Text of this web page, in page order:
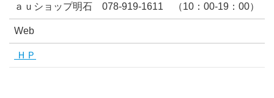
ａｕショップ明石 078-919-1611 （10：00-19：00）
Web
ＨＰ